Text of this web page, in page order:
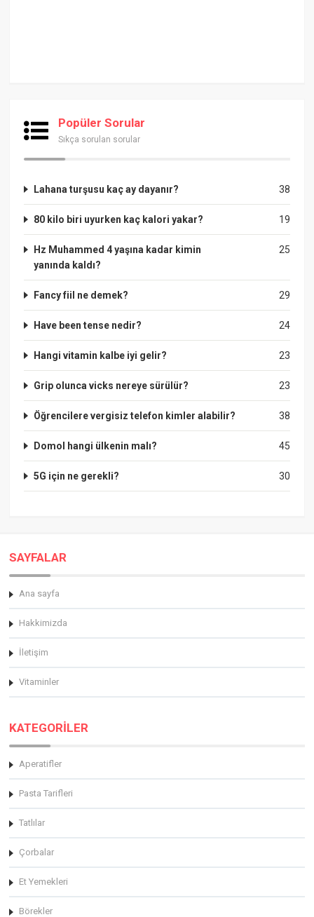
Popüler Sorular
Sıkça sorulan sorular
38
Lahana turşusu kaç ay dayanır?
19
80 kilo biri uyurken kaç kalori yakar?
25
Hz Muhammed 4 yaşına kadar kimin
yanında kaldı?
29
Fancy fiil ne demek?
24
Have been tense nedir?
23
Hangi vitamin kalbe iyi gelir?
23
Grip olunca vicks nereye sürülür?
38
Öğrencilere vergisiz telefon kimler alabilir?
45
Domol hangi ülkenin malı?
30
5G için ne gerekli?
SAYFALAR
Ana sayfa
Hakkimizda
İletişim
Vitaminler
KATEGORİLER
Aperatifler
Pasta Tarifleri
Tatlılar
Çorbalar
Et Yemekleri
Börekler